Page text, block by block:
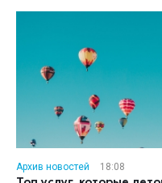
Архив новостей
18:08